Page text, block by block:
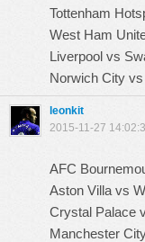
Tottenham
West Ham
Liverpool vs
Norwich City
leonkit
2015-11-27
AFC
Aston Villa vs
Crystal Palace
Manchester